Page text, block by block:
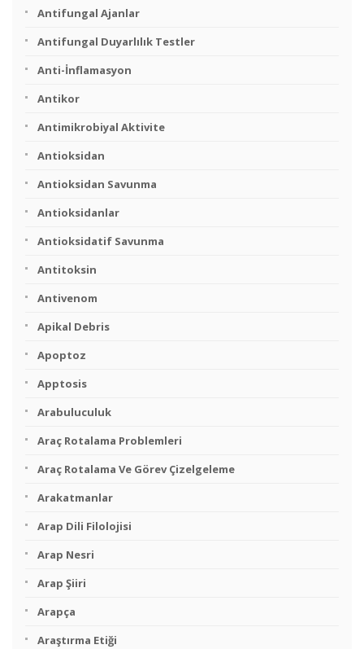
Antifungal Ajanlar
Antifungal Duyarlılık Testler
Anti-İnflamasyon
Antikor
Antimikrobiyal Aktivite
Antioksidan
Antioksidan Savunma
Antioksidanlar
Antioksidatif Savunma
Antitoksin
Antivenom
Apikal Debris
Apoptoz
Apptosis
Arabuluculuk
Araç Rotalama Problemleri
Araç Rotalama Ve Görev Çizelgeleme
Arakatmanlar
Arap Dili Filolojisi
Arap Nesri
Arap Şiiri
Arapça
Araştırma Etiği